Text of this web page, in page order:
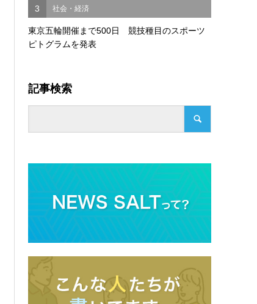
3 社会・経済
東京五輪開催まで500日 競技種目のスポーツ
ピトグラムを発表
記事検索